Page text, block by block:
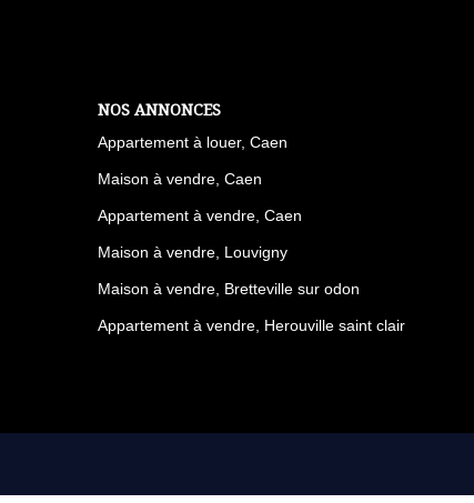
NOS ANNONCES
Appartement à louer, Caen
Maison à vendre, Caen
Appartement à vendre, Caen
Maison à vendre, Louvigny
Maison à vendre, Bretteville sur odon
Appartement à vendre, Herouville saint clair